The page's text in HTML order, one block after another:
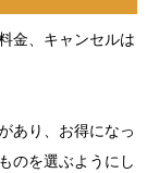
金、キャンセルは
あり、お得になっ
のを選ぶようにし